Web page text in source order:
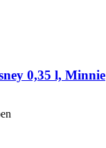
0,35 l, Minnie